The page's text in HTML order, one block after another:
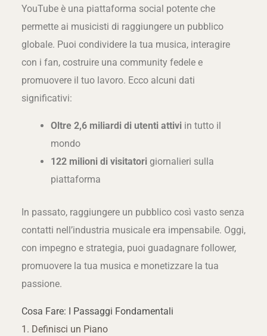
YouTube è una piattaforma social potente che
permette ai musicisti di raggiungere un pubblico
globale. Puoi condividere la tua musica, interagire
con i fan, costruire una community fedele e
promuovere il tuo lavoro. Ecco alcuni dati
significativi:
Oltre 2,6 miliardi di utenti attivi in tutto il
mondo
122 milioni di visitatori giornalieri sulla
piattaforma
In passato, raggiungere un pubblico così vasto senza
contatti nell’industria musicale era impensabile. Oggi,
con impegno e strategia, puoi guadagnare follower,
promuovere la tua musica e monetizzare la tua
passione.
Cosa Fare: I Passaggi Fondamentali
1. Definisci un Piano